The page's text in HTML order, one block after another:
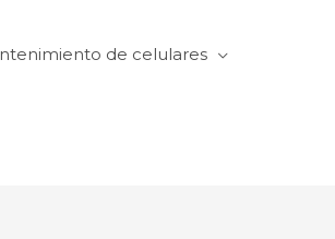
de celulares